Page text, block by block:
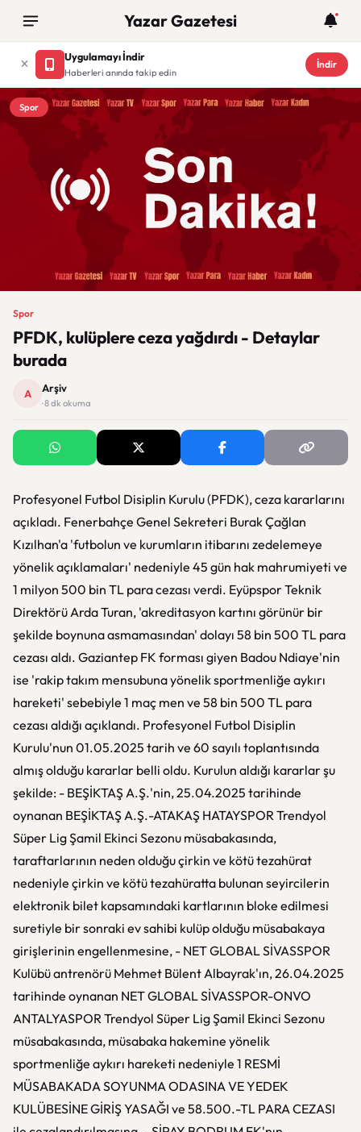
Yazar Gazetesi
Uygulamayı İndir
Haberleri anında takip edin
İndir
Spor
Spor
PFDK, kulüplere ceza yağdırdı - Detaylar
burada
A Arşiv
· 8 dk okuma
Profesyonel Futbol Disiplin Kurulu (PFDK), ceza kararlarını
açıkladı. Fenerbahçe Genel Sekreteri Burak Çağlan
Kızılhan'a 'futbolun ve kurumların itibarını zedelemeye
yönelik açıklamaları' nedeniyle 45 gün hak mahrumiyeti ve
1 milyon 500 bin TL para cezası verdi. Eyüpspor Teknik
Direktörü Arda Turan, 'akreditasyon kartını görünür bir
şekilde boynuna asmamasından' dolayı 58 bin 500 TL para
cezası aldı. Gaziantep FK forması giyen Badou Ndiaye'nin
ise 'rakip takım mensubuna yönelik sportmenliğe aykırı
hareketi' sebebiyle 1 maç men ve 58 bin 500 TL para
cezası aldığı açıklandı. Profesyonel Futbol Disiplin
Kurulu'nun 01.05.2025 tarih ve 60 sayılı toplantısında
almış olduğu kararlar belli oldu. Kurulun aldığı kararlar şu
şekilde: - BEŞİKTAŞ A.Ş.'nin, 25.04.2025 tarihinde
oynanan BEŞİKTAŞ A.Ş.-ATAKAŞ HATAYSPOR Trendyol
Süper Lig Şamil Ekinci Sezonu müsabakasında,
taraftarlarının neden olduğu çirkin ve kötü tezahürat
nedeniyle çirkin ve kötü tezahüratta bulunan seyircilerin
elektronik bilet kapsamındaki kartlarının bloke edilmesi
suretiyle bir sonraki ev sahibi kulüp olduğu müsabakaya
girişlerinin engellenmesine, - NET GLOBAL SİVASSPOR
Kulübü antrenörü Mehmet Bülent Albayrak'ın, 26.04.2025
tarihinde oynanan NET GLOBAL SİVASSPOR-ONVO
ANTALYASPOR Trendyol Süper Lig Şamil Ekinci Sezonu
müsabakasında, müsabaka hakemine yönelik
sportmenliğe aykırı hareketi nedeniyle 1 RESMİ
MÜSABAKADA SOYUNMA ODASINA VE YEDEK
KULÜBESİNE GİRİŞ YASAĞI ve 58.500.-TL PARA CEZASI